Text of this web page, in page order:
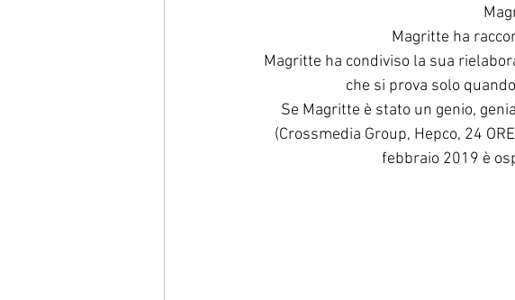
Magritte ha
Magritte ha condiviso la sua
che si prova solo
Se Magritte è stato un genio,
(Crossmedia Group, Hepco, 24
febbraio 2019 è